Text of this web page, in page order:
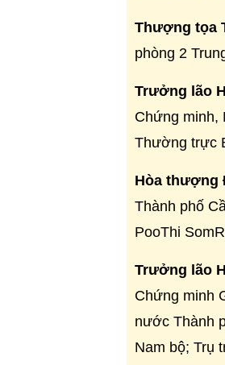
Thượng tọa
phòng 2
Trưởng lão
Chứng minh,
Thường trực
Hòa thượng
Thành phố
PooThi
Trưởng lão
Chứng minh
nước Thành
Nam bộ; Trụ